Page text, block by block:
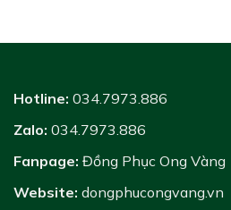
Hotline: 034.7973.886
Zalo: 034.7973.886
Fanpage: Đồng Phục Ong Vàng
Website: dongphucongvang.vn